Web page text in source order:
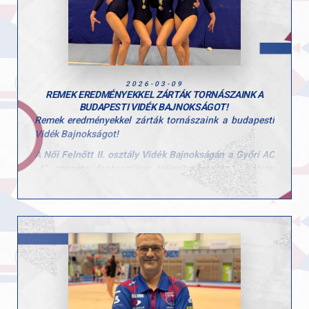
zajló tudatos és következetes munkát, valamint a
versenyzők fejlődését.
Gratulálunk a sportolóknak és edzőiknek a
teljesítményhez. Hajrá GYAC!
2026-03-09
REMEK EREDMÉNYEKKEL ZÁRTÁK TORNÁSZAINK A
BUDAPESTI VIDÉK BAJNOKSÁGOT!
Remek eredményekkel zárták tornászaink a budapesti
Vidék Bajnokságot!
A Női Felnőtt II. osztály Vidék Bajnokságána Győri AC
„A” csapata fantasztikus teljesítménnyel1. helyen
5. helyet szerezte meg
Csapatbajnok (GYAC „A”):
Tóth-Prépost Petra, Linnert Noémi Anna, Zsédely
Rozália, Feix Dorka
GYAC „B” csapat (5. hely):
Birinyi Bodza, Csonka-Rajky Elizabet, Tamásy Alexa,
Szilágyi-Janó Polli
Az egyéni összetett versenyben is több szép helyezés